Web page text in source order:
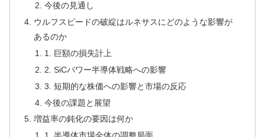
今後の見通し
ウルフスピードの破綻はルネサスにどのような影響が
あるのか
1. 巨額の損失計上
2. SiCパワー半導体戦略への影響
3. 短期的な株価への影響と市場の反応
今後の課題と展望
増益率の鈍化の要因は何か